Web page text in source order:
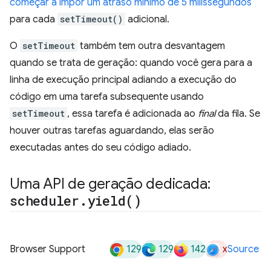
começar a impor um atraso mínimo de 5 milissegundos
para cada setTimeout() adicional.
O setTimeout também tem outra desvantagem
quando se trata de geração: quando você gera para a
linha de execução principal adiando a execução do
código em uma tarefa subsequente usando
setTimeout , essa tarefa é adicionada ao finalda fila. Se
houver outras tarefas aguardando, elas serão
executadas antes do seu código adiado.
Uma API de geração dedicada:
scheduler .yield( )
Browser Support 129 129 142 xSource